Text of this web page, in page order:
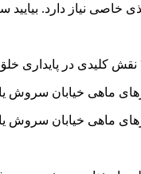
نیاز دارد. بیایید
ماهی خیابان سروش
ماهی خیابان سروش